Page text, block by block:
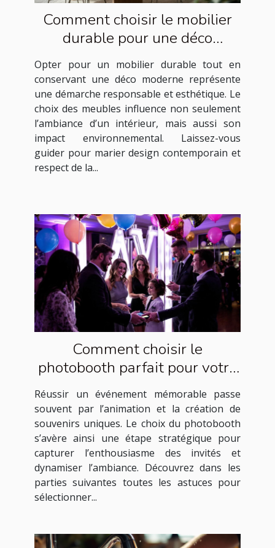
Comment choisir le mobilier
durable pour une déco
moderne ?
Opter pour un mobilier durable tout en
conservant une déco moderne représente
une démarche responsable et esthétique. Le
choix des meubles influence non seulement
l’ambiance d’un intérieur, mais aussi son
impact environnemental. Laissez-vous
guider pour marier design contemporain et
respect de la...
Comment choisir le
photobooth parfait pour votre
événement ?
Réussir un événement mémorable passe
souvent par l’animation et la création de
souvenirs uniques. Le choix du photobooth
s’avère ainsi une étape stratégique pour
capturer l’enthousiasme des invités et
dynamiser l’ambiance. Découvrez dans les
parties suivantes toutes les astuces pour
sélectionner...